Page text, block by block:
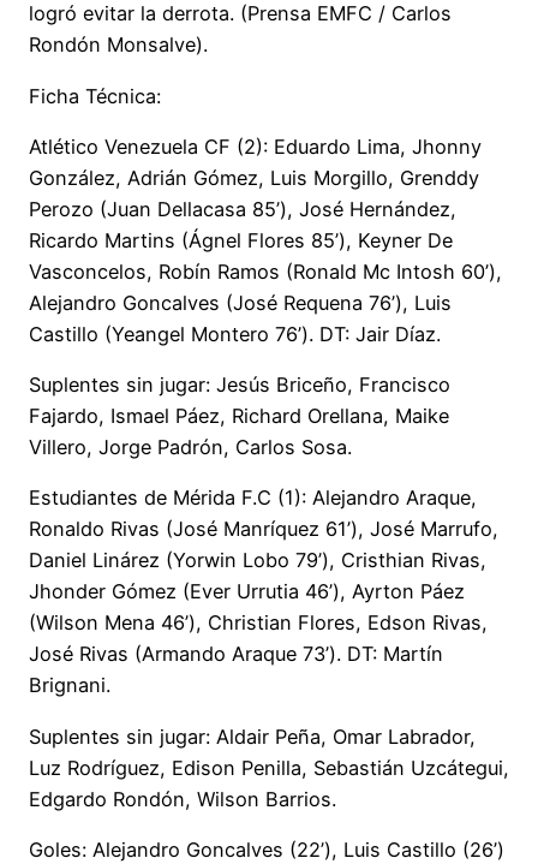
logró evitar la derrota. (Prensa EMFC / Carlos
Rondón Monsalve).
Ficha Técnica:
Atlético Venezuela CF (2): Eduardo Lima, Jhonny
González, Adrián Gómez, Luis Morgillo, Grenddy
Perozo (Juan Dellacasa 85’), José Hernández,
Ricardo Martins (Ágnel Flores 85’), Keyner De
Vasconcelos, Robín Ramos (Ronald Mc Intosh 60’),
Alejandro Goncalves (José Requena 76’), Luis
Castillo (Yeangel Montero 76’). DT: Jair Díaz.
Suplentes sin jugar: Jesús Briceño, Francisco
Fajardo, Ismael Páez, Richard Orellana, Maike
Villero, Jorge Padrón, Carlos Sosa.
Estudiantes de Mérida F.C (1): Alejandro Araque,
Ronaldo Rivas (José Manríquez 61’), José Marrufo,
Daniel Linárez (Yorwin Lobo 79’), Cristhian Rivas,
Jhonder Gómez (Ever Urrutia 46’), Ayrton Páez
(Wilson Mena 46’), Christian Flores, Edson Rivas,
José Rivas (Armando Araque 73’). DT: Martín
Brignani.
Suplentes sin jugar: Aldair Peña, Omar Labrador,
Luz Rodríguez, Edison Penilla, Sebastián Uzcátegui,
Edgardo Rondón, Wilson Barrios.
Goles: Alejandro Goncalves (22’), Luis Castillo (26’)